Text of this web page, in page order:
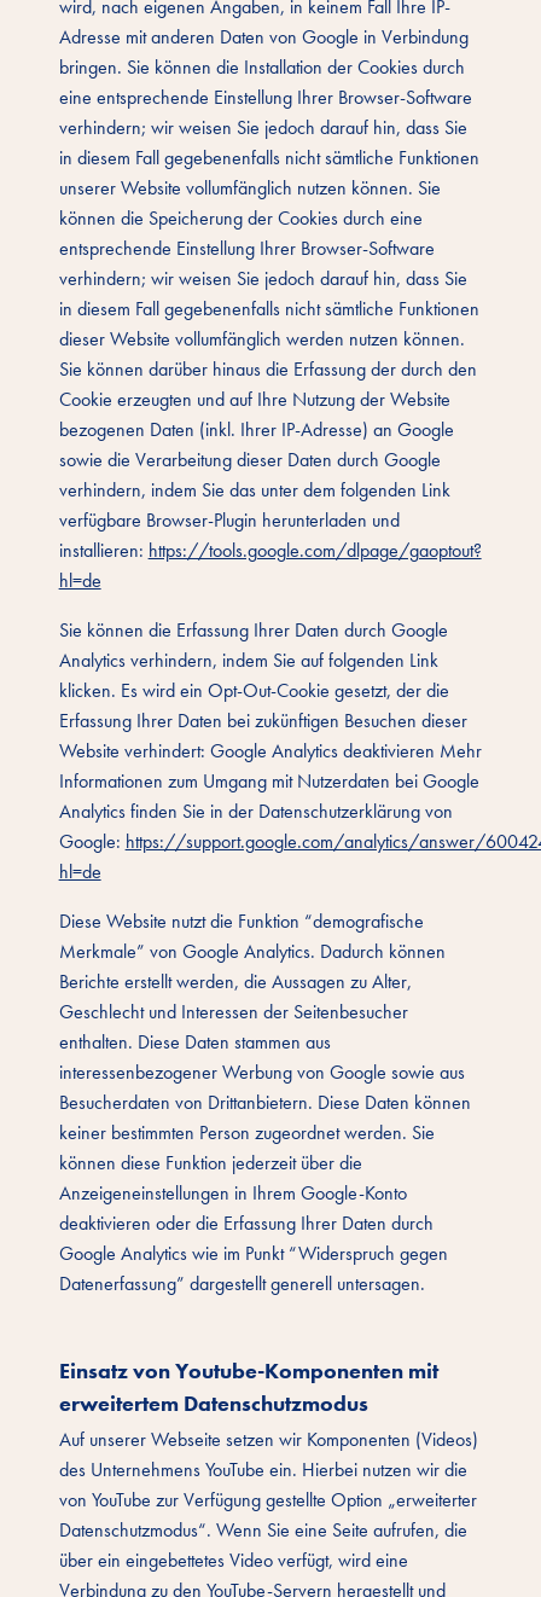
wird, nach eigenen Angaben, in keinem Fall Ihre IP-
Adresse mit anderen Daten von Google in Verbindung
bringen. Sie können die Installation der Cookies durch
eine entsprechende Einstellung Ihrer Browser-Software
verhindern; wir weisen Sie jedoch darauf hin, dass Sie
in diesem Fall gegebenenfalls nicht sämtliche Funktionen
unserer Website vollumfänglich nutzen können. Sie
können die Speicherung der Cookies durch eine
entsprechende Einstellung Ihrer Browser-Software
verhindern; wir weisen Sie jedoch darauf hin, dass Sie
in diesem Fall gegebenenfalls nicht sämtliche Funktionen
dieser Website vollumfänglich werden nutzen können.
Sie können darüber hinaus die Erfassung der durch den
Cookie erzeugten und auf Ihre Nutzung der Website
bezogenen Daten (inkl. Ihrer IP-Adresse) an Google
sowie die Verarbeitung dieser Daten durch Google
verhindern, indem Sie das unter dem folgenden Link
verfügbare Browser-Plugin herunterladen und
installieren: https://tools.google.com/dlpage/gaoptout?
hl=de
Sie können die Erfassung Ihrer Daten durch Google
Analytics verhindern, indem Sie auf folgenden Link
klicken. Es wird ein Opt-Out-Cookie gesetzt, der die
Erfassung Ihrer Daten bei zukünftigen Besuchen dieser
Website verhindert: Google Analytics deaktivieren Mehr
Informationen zum Umgang mit Nutzerdaten bei Google
Analytics finden Sie in der Datenschutzerklärung von
Google: https://support.google.com/analytics/answer/
hl=de
Diese Website nutzt die Funktion “demografische
Merkmale” von Google Analytics. Dadurch können
Berichte erstellt werden, die Aussagen zu Alter,
Geschlecht und Interessen der Seitenbesucher
enthalten. Diese Daten stammen aus
interessenbezogener Werbung von Google sowie aus
Besucherdaten von Drittanbietern. Diese Daten können
keiner bestimmten Person zugeordnet werden. Sie
können diese Funktion jederzeit über die
Anzeigeneinstellungen in Ihrem Google-Konto
deaktivieren oder die Erfassung Ihrer Daten durch
Google Analytics wie im Punkt “Widerspruch gegen
Datenerfassung” dargestellt generell untersagen.
Einsatz von Youtube-Komponenten mit
erweitertem Datenschutzmodus
Auf unserer Webseite setzen wir Komponenten (Videos)
des Unternehmens YouTube ein. Hierbei nutzen wir die
von YouTube zur Verfügung gestellte Option „erweiterter
Datenschutzmodus“. Wenn Sie eine Seite aufrufen, die
über ein eingebettetes Video verfügt, wird eine
Verbindung zu den YouTube-Servern hergestellt und